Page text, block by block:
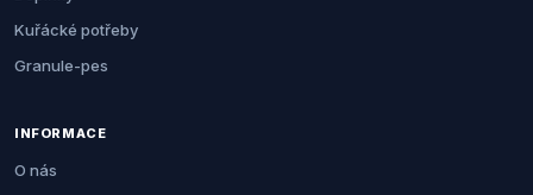
Kuřácké potřeby
Granule-pes
INFORMACE
O nás